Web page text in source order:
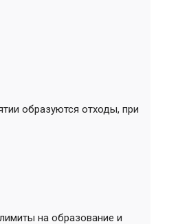
образуются отходы, при
на образование и